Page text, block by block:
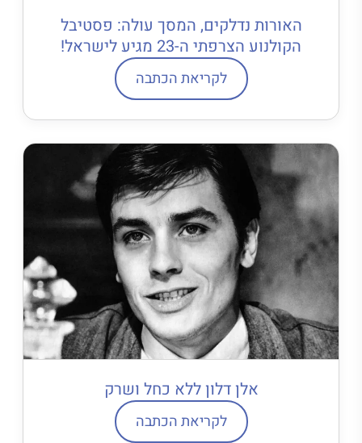
האורות נדלקים, המסך עולה: פסטיבל
הקולנוע הצרפתי ה-23 מגיע לישראל!
לקריאת הכתבה
אלן דלון ללא כחל ושרק
לקריאת הכתבה